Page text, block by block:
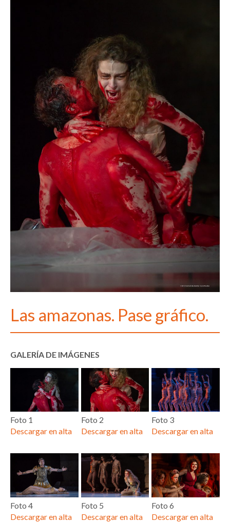
Las amazonas. Pase gráfico.
GALERÍA DE IMÁGENES
Foto 1
Descargar en alta
Foto 2
Descargar en alta
Foto 3
Descargar en alta
Foto 4
Descargar en alta
Foto 5
Descargar en alta
Foto 6
Descargar en alta